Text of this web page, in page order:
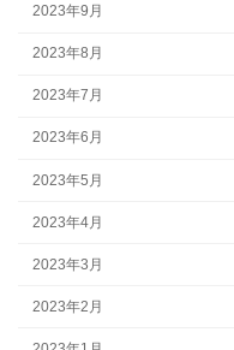
2023年9月
2023年8月
2023年7月
2023年6月
2023年5月
2023年4月
2023年3月
2023年2月